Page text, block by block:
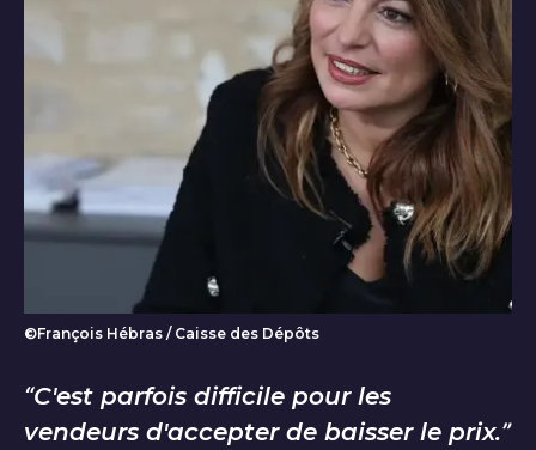
portrait Sandra Viricel
©François Hébras / Caisse des Dépôts
C'est parfois difficile pour les
vendeurs d'accepter de baisser le prix.